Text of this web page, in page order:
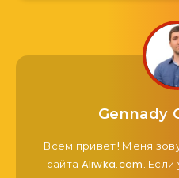
Gennady
Всем привет! Меня
сайта Aliwka.com.